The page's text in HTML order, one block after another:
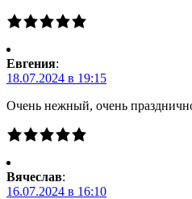
Евгения:
18.07.2024 в 19:15
Очень нежный, очень
Вячеслав:
16.07.2024 в 16:10